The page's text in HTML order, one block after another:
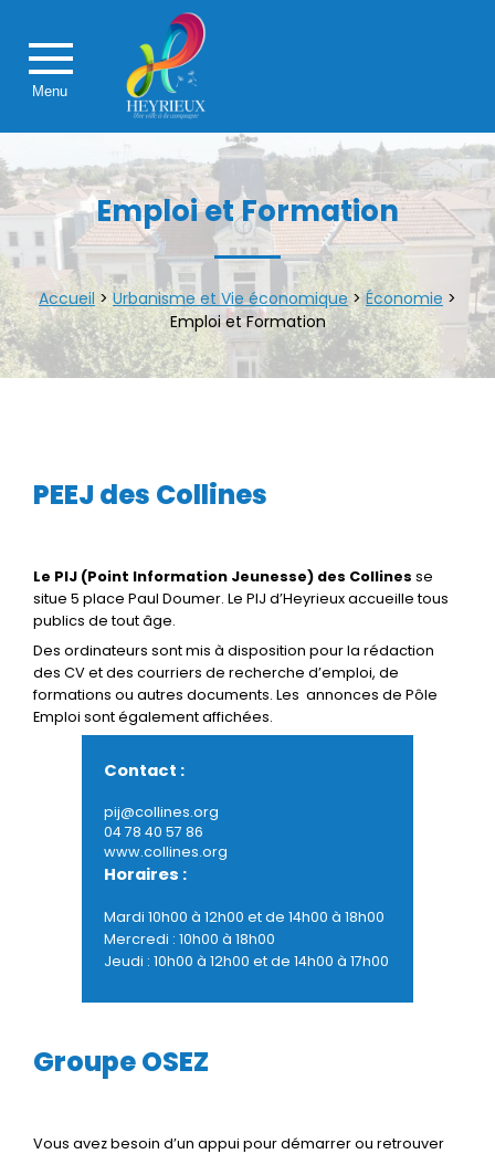
Menu
Emploi et Formation
Accueil >Urbanisme et Vie économique>Économie >
Emploi et Formation
PEEJ des Collines
Le PIJ (Point Information Jeunesse) des Collines se
situe 5 place Paul Doumer. Le PIJ d’Heyrieux accueille tous
publics de tout âge.
Des ordinateurs sont mis à disposition pour la rédaction
des CV et des courriers de recherche d’emploi, de
formations ou autres documents. Les annonces de Pôle
Emploi sont également affichées.
Contact :
pij@collines.org
04 78 40 57 86
www.collines.org
Horaires :
Mardi 10h00 à 12h00 et de 14h00 à 18h00
Mercredi : 10h00 à 18h00
Jeudi : 10h00 à 12h00 et de 14h00 à 17h00
Groupe OSEZ
Vous avez besoin d’un appui pour démarrer ou retrouver